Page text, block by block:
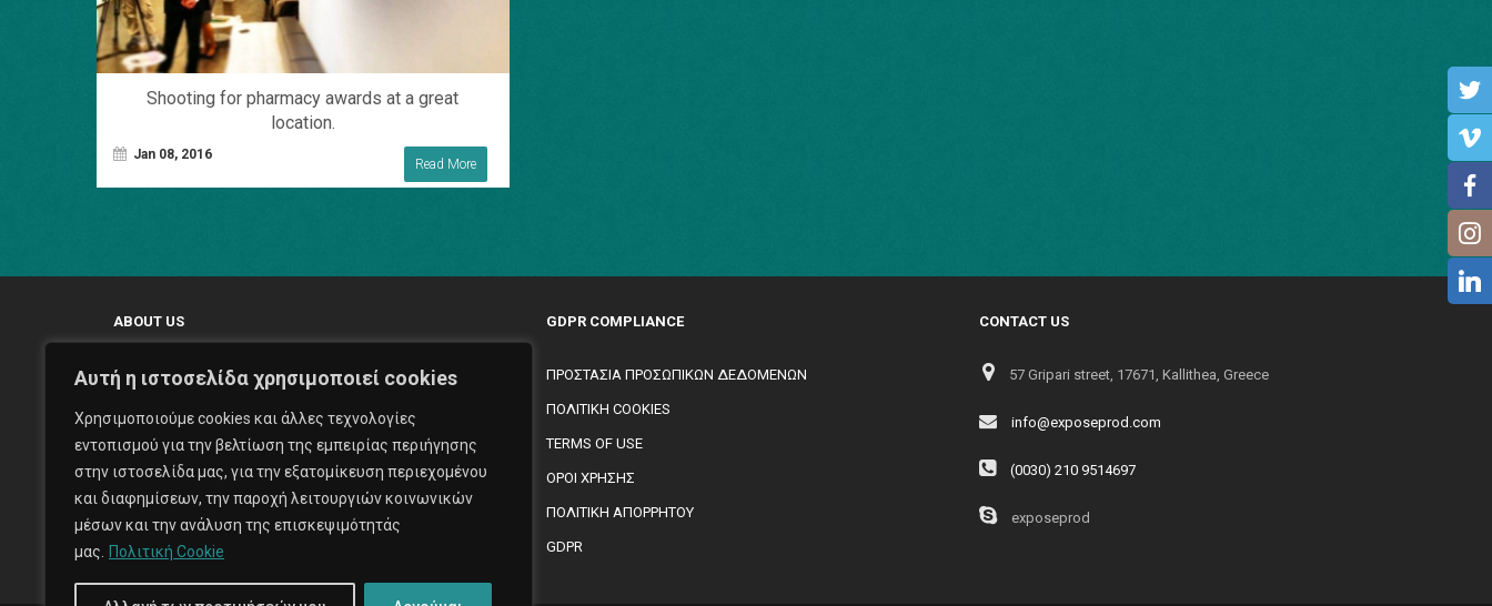
Αυτή η ιστοσελίδα χρησιμοποιεί cookies
Χρησιμοποιούμε cookies και άλλες τεχνολογίες
εντοπισμού για την βελτίωση της εμπειρίας περιήγησης
στην ιστοσελίδα μας, για την εξατομίκευση περιεχομένου
και διαφημίσεων, την παροχή λειτουργιών κοινωνικών
μέσων και την ανάλυση της επισκεψιμότητάς
μας.
Πολιτική Cookie
Shooting for pharmacy awards at a great
location.
Jan 08, 2016
Read More
ABOUT US
With our aptitude to create and maintain the highest outputs,
Expose Prod feels that would be able to make a significant
contribution to a client's production.
GDPR COMPLIANCE
ΠΡΟΣΤΑΣΙΑ ΠΡΟΣΩΠΙΚΩΝ ΔΕΔΟΜΕΝΩΝ
ΠΟΛΙΤΙΚΗ COOKIES
TERMS OF USE
ΟΡΟΙ ΧΡΗΣΗΣ
ΠΟΛΙΤΙΚΗ ΑΠΟΡΡΗΤΟΥ
GDPR
CONTACT US
57 Gripari street, 17671, Kallithea, Greece
info@exposeprod.com
(0030) 210 9514697
exposeprod